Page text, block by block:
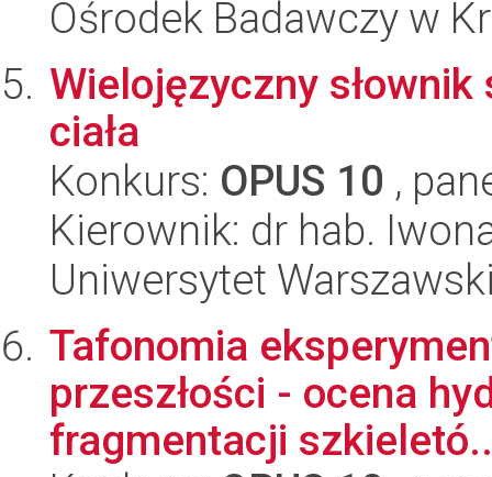
Ośrodek Badawczy w
Wielojęzyczny
ciała
Konkurs: OPUS 10 ,
Kierownik: dr hab.
Uniwersytet
Tafonomia
przeszłości - ocena
fragmentacji